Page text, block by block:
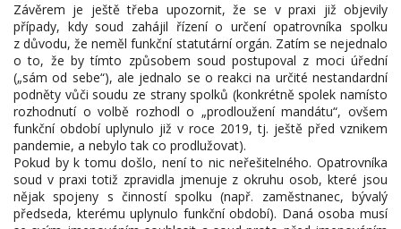
Závěrem je ještě třeba upozornit, že se v praxi již objevily
případy, kdy soud zahájil řízení o určení opatrovníka spolku
z důvodu, že neměl funkční statutární orgán. Zatím se nejednalo
o to, že by tímto způsobem soud postupoval z moci úřední
(„sám od sebe“), ale jednalo se o reakci na určité nestandardní
podněty vůči soudu ze strany spolků (konkrétně spolek namísto
rozhodnutí o volbě rozhodl o „prodloužení mandátu“, ovšem
funkční období uplynulo již v roce 2019, tj. ještě před vznikem
pandemie, a nebylo tak co prodlužovat).
Pokud by k tomu došlo, není to nic neřešitelného. Opatrovníka
soud v praxi totiž zpravidla jmenuje z okruhu osob, které jsou
nějak spojeny s činností spolku (např. zaměstnanec, bývalý
předseda, kterému uplynulo funkční období). Daná osoba musí